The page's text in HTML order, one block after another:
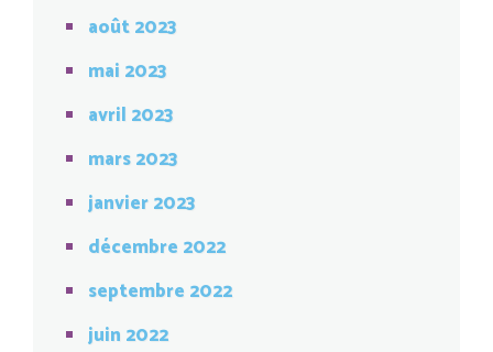
août 2023
mai 2023
avril 2023
mars 2023
janvier 2023
décembre 2022
septembre 2022
juin 2022